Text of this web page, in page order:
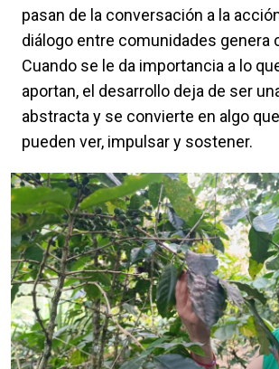
pasan de la conversación a la
diálogo entre comunidades genera
Cuando se le da importancia a lo
aportan, el desarrollo deja de ser
abstracta y se convierte en algo
pueden ver, impulsar y sostener.